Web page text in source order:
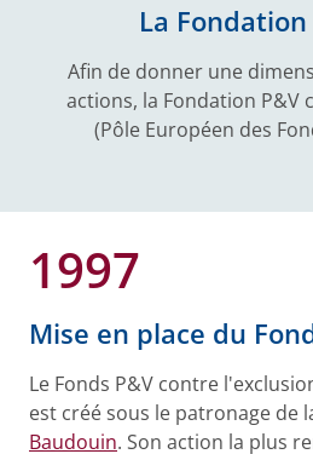
La
Afin de donner une
actions, la Fondation P&V
(Pôle Européen des
1997
Mise en place du
Le Fonds P&V contre
est créé sous le patronage de
Baudouin. Son action la plus